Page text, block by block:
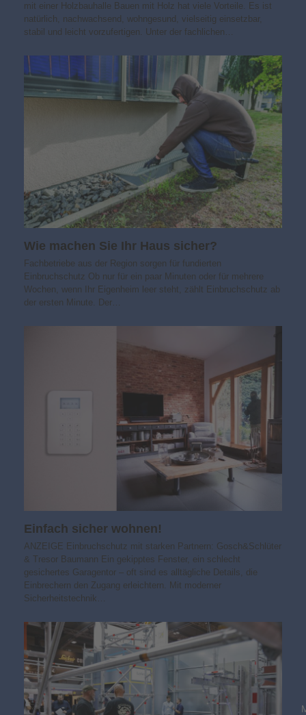
mit einer Holzbauhalle Bauen mit Holz hat viele Vorteile. Es ist
natürlich, nachwachsend, wohngesund, vielseitig einsetzbar,
stabil und leicht vorzufertigen. Unter der fachlichen…
Wie machen Sie Ihr Haus sicher?
Fachbetriebe aus der Region sorgen für fundierten
Einbruchschutz Ob nur für ein paar Minuten oder für mehrere
Wochen, wenn Ihr Eigenheim leer steht, zählt Einbruchschutz ab
der ersten Minute. Der…
Einfach sicher wohnen!
ANZEIGE Einbruchschutz mit starken Partnern: Gosch&Schlüter
& Tresor Baumann Ein gekipptes Fenster, ein schlecht
gesichertes Garagentor – oft sind es alltägliche Details, die
Einbrechern den Zugang erleichtern. Mit moderner
Sicherheitstechnik…